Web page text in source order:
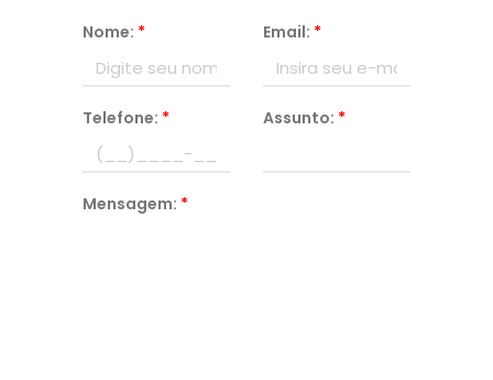
Nome: * Email: *
Telefone: * Assunto: *
Mensagem: *